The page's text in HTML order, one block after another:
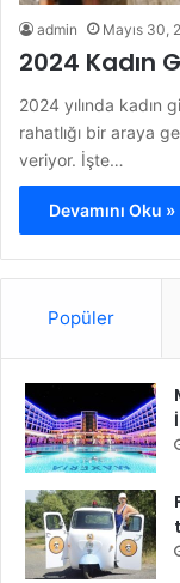
admin Mayıs 30,
2024 Kadın
2024 yılında kadın
rahatlığı bir araya
veriyor. İşte…
Devamını Oku »
Popüler